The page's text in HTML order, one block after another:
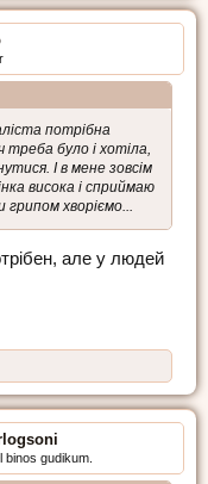
потрібна
треба було і хотіла,
І в мене зовсім
висока і сприймаю
хворіємо...
але у людей
binos gudikum.